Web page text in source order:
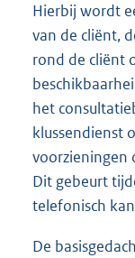
Hierbij wordt
van de cliënt,
rond de cliënt
het
klussendienst
voorzieningen
Dit gebeurt
telefonisch
De